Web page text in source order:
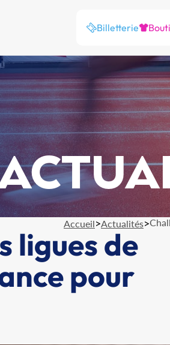
Billetterie
Accueil>Actualités>
ligues de
pour